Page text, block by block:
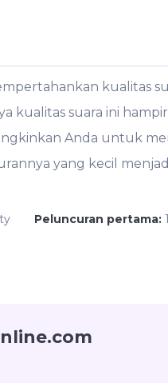
kualitas
kualitas suara ini
Anda untuk
yang kecil
Peluncuran pertama: